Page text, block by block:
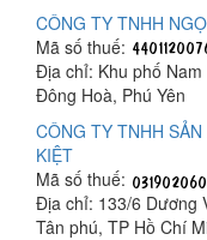
CÔNG TY TNHH
Mã số thuế:
Địa chỉ: Khu phố
Đông Hoà, Phú Yên
CÔNG TY TNHH
KIỆT
Mã số thuế:
Địa chỉ: 133/6 Dương
Tân phú, TP Hồ Chí